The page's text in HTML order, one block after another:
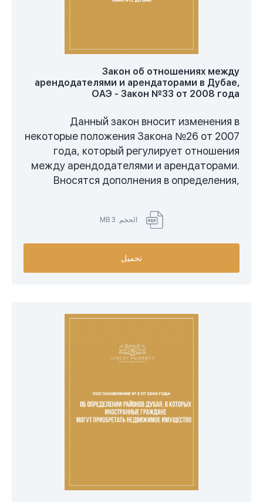
Закон об отношениях между
арендодателями и арендаторами в Дубае,
ОАЭ - Закон №33 от 2008 года
Данный закон вносит изменения в
некоторые положения Закона №26 от 2007
года, который регулирует отношения
между арендодателями и арендаторами.
Вносятся дополнения в определения,
продления, правила выселения,
преимущественные права.
الحجم: 3 MB
تحميل